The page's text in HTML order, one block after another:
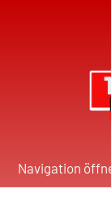
Navigation